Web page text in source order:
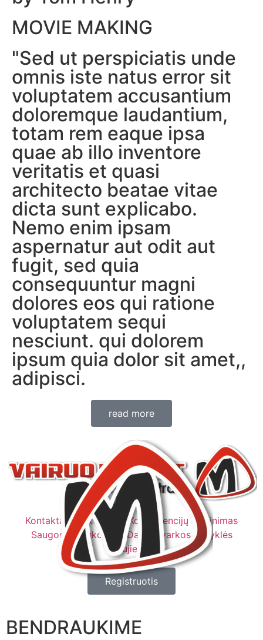
MOVIE MAKING
"Sed ut perspiciatis unde
omnis iste natus error sit
voluptatem accusantium
doloremque laudantium,
totam rem eaque ipsa
quae ab illo inventore
veritatis et quasi
architecto beatae vitae
dicta sunt explicabo.
Nemo enim ipsam
aspernatur aut odit aut
fugit, sed quia
consequuntur magni
dolores eos qui ratione
voluptatem sequi
nesciunt. qui dolorem
ipsum quia dolor sit amet,,
adipisci.
read more
Kontaktai Rekvizitai
Kompetencijų vertinimas
Saugos instrukcijos
Darbo tvarkos taisyklės
Naujienos
Registruotis
BENDRAUKIME